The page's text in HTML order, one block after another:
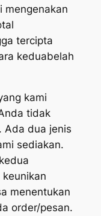
mengenakan
tercipta
keduabelah
kami
tidak
Ada dua jenis
sediakan.
menentukan
order/pesan.